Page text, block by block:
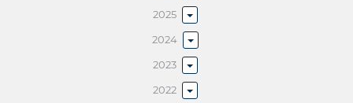
2025
2024
2023
2022